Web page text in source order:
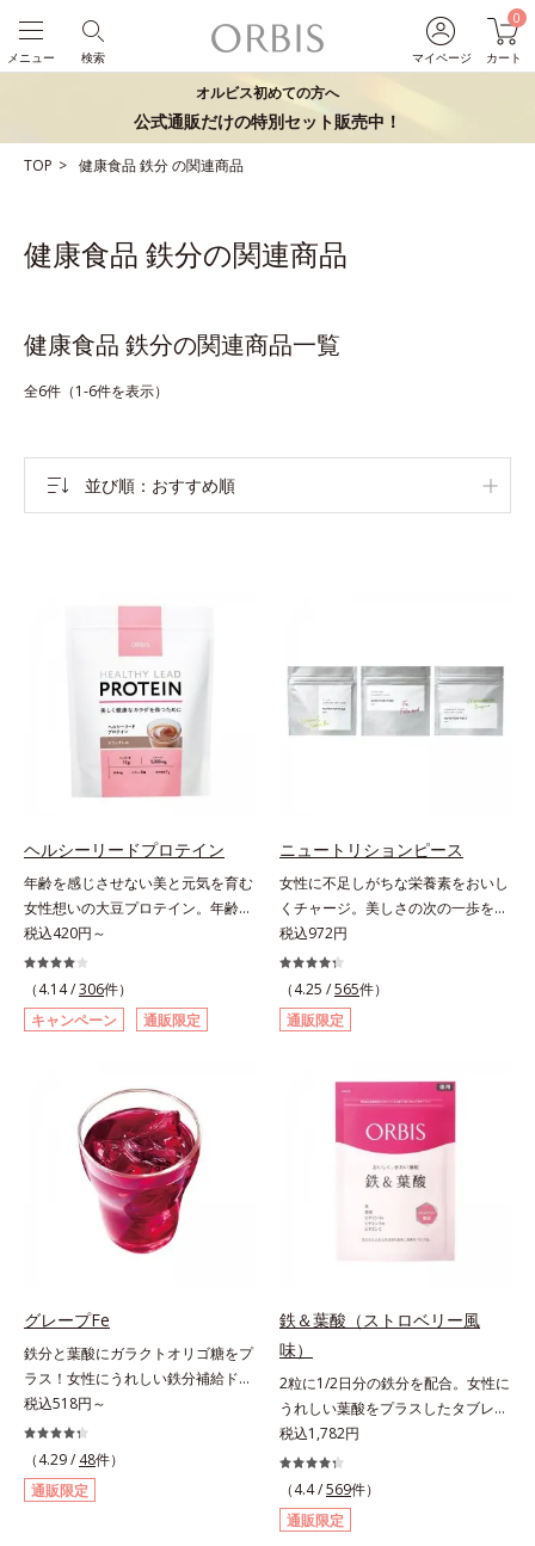
マイページ
0
カート
検索
メニュー
オルビス初めての方へ
公式通販だけの特別セット販売中！
TOP 健康食品鉄分の関連商品
健康食品 鉄分の関連商品
健康食品 鉄分の関連商品一覧
全6件（1-6件を表示）
並び順 おすすめ順
ヘルシーリードプロテイン
年齢を感じさせない美と元気を育む
女性想いの大豆プロテイン。年齢を
感じさせない美と元気を育む、女性
想いの大豆プロテインです。1杯で
不足しがちなたんぱく質を補えま
す。大人女性の食習慣に基づき質と
量を考え、更年世代の女性に人気の
採用しました。吸収が穏やかで、腹
持ちがいいのもポイントです。体を
作る材料であるたんぱく質12g(*1)
をメインに、美を引き出すコラーゲ
ン5,000mgも配合。さらにリズムを
支える鉄分やビタミン6種(*2)、食
物繊維など、女性が不足しがちな栄
美を総合的に支えます。甘さ控えめ
のカフェオレ味、濃厚な抹茶味の2
味展開。プロテイン独特のにおいや
クセが少なく、水に溶けやすいの
で、手軽においしくたんぱく質を摂
れます。*1 1杯分（約27g）当り。
コラーゲン含む。*2 ビタミンB1、
B2、B6、B12、ナイアシン、パン
税込420円～
（4.14 /306件）
キャンペーン
通販限定
ニュートリションピース
女性に不足しがちな栄養素をおいし
くチャージ。美しさの次の一歩を引
き出すタブレット。現代女性に不足
しがちな栄養素に着目。ぽいっとひ
と口補いやすい６種類の「キレイの
素」、タブレットタイプのサプリメ
ントシリーズです。女性の不足栄養
づける晴れやかな表情を目指す「鉄
＆葉酸」、独自加工のビタミンCで
キレイと健康をサポートする「ビタ
ミンC＆ビタミンB2」、スムーズな
リズムづくりで快調を目指す「オリ
ゴ糖＆酵素」、いつだってイキイ
キ、あなたらしい表情をサポートす
る「ビタミンB群＆アミノ酸」、ス
クリアな1日のスタートに「ビタミ
ンA＆ルテイン」、紫外線を気にか
ける女性こそ不足しやすい栄養素を
チャージして、安定した美しさをサ
ポートする「カルシウム＆ビタミン
D」の全６種類。体の中からキレイ
の土台を整え、美しさの次の一歩を
引き出します。水なしでOK、持ち
歩きやすいパウチタイプなので、い
つでもどこでも手軽にカリッとチャ
税込972円
（4.25 /565件）
通販限定
グレープFe
鉄分と葉酸にガラクトオリゴ糖をプ
ラス！女性にうれしい鉄分補給ドリ
ンク。1本に、ほうれん草約2.1束分
(*)の鉄分と、葉酸とガラクトオリゴ
糖を配合した、飲みやすい鉄分補給
ドリンクです。女性特有の周期をラ
クにサポートする3つの成分を凝縮
税込518円～
（4.29 / 48件）
通販限定
鉄＆葉酸（ストロベリー風
味）
2粒に1/2日分の鉄分を配合。女性に
うれしい葉酸をプラスしたタブレッ
トタイプ。2粒にプルーン約50個分
（*1）もの鉄分を配合し、さらに女
性周期をサポートする葉酸をプラス
しました。甘酸っぱくて続けやす
い、ストロベリー風味です。*1 :
税込1,782円
（4.4 /569件）
通販限定